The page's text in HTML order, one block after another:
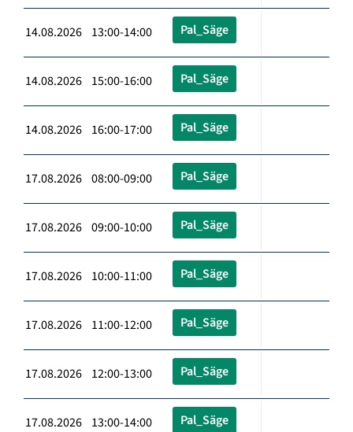
14.08.2026 13:00-14:00 Pal_Säge
14.08.2026 15:00-16:00 Pal_Säge
14.08.2026 16:00-17:00 Pal_Säge
17.08.2026 08:00-09:00 Pal_Säge
17.08.2026 09:00-10:00 Pal_Säge
17.08.2026 10:00-11:00 Pal_Säge
17.08.2026 11:00-12:00 Pal_Säge
17.08.2026 12:00-13:00 Pal_Säge
17.08.2026 13:00-14:00 Pal_Säge